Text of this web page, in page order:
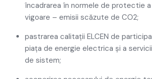
încadrarea în normele de protectie a
vigoare – emisii scăzute de CO2;
pastrarea calitații ELCEN de
piața de energie electrica și a
de sistem;